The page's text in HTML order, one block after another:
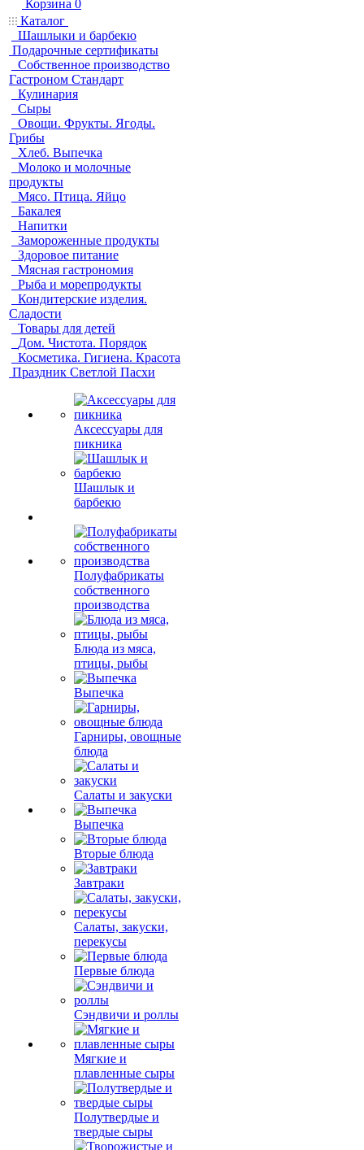
Корзина 0
Каталог
Шашлыки и барбекю
Подарочные сертификаты
Собственное производство
Гастроном Стандарт
Кулинария
Сыры
Овощи. Фрукты. Ягоды.
Грибы
Хлеб. Выпечка
Молоко и молочные
продукты
Мясо. Птица. Яйцо
Бакалея
Напитки
Замороженные продукты
Здоровое питание
Мясная гастрономия
Рыба и морепродукты
Кондитерские изделия.
Сладости
Товары для детей
Дом. Чистота. Порядок
Косметика. Гигиена. Красота
Праздник Светлой Пасхи
Аксессуары для
пикника
Шашлык и
барбекю
Полуфабрикаты
собственного
производства
Блюда из мяса,
птицы, рыбы
Выпечка
Гарниры, овощные
блюда
Салаты и закуски
Выпечка
Вторые блюда
Завтраки
Салаты, закуски,
перекусы
Первые блюда
Сэндвичи и роллы
Мягкие и
плавленные сыры
Полутвердые и
твердые сыры